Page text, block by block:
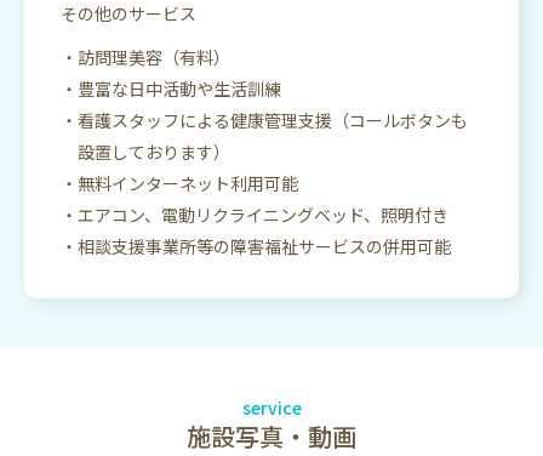
その他のサービス
訪問理美容（有料）
豊富な日中活動や生活訓練
看護スタッフによる健康管理支援（コールボタンも
設置しております）
無料インターネット利用可能
エアコン、電動リクライニングベッド、照明付き
相談支援事業所等の障害福祉サービスの併用可能
service
施設写真・動画